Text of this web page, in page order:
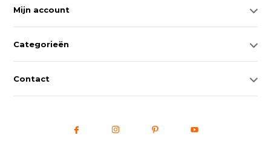
Mijn account
Categorieën
Contact